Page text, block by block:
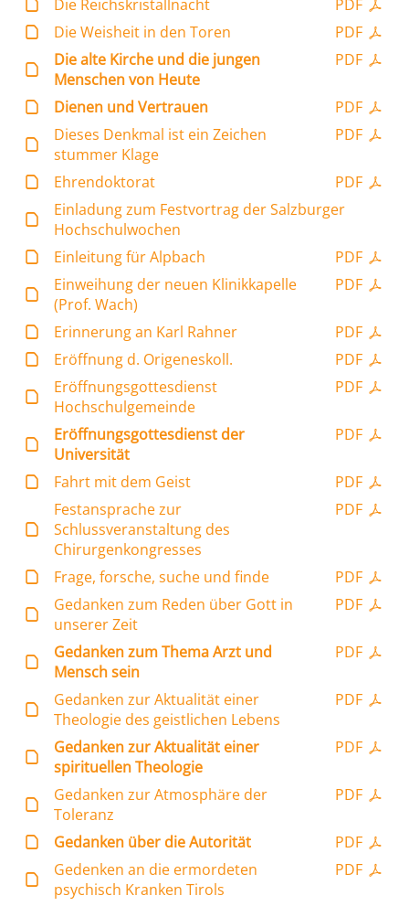
PDF
Die Reichskristallnacht
PDF
Die Weisheit in den Toren
PDF
Die alte Kirche und die jungen
Menschen von Heute
PDF
Dienen und Vertrauen
PDF
Dieses Denkmal ist ein Zeichen
stummer Klage
PDF
Ehrendoktorat
Einladung zum Festvortrag der Salzburger
Hochschulwochen
PDF
Einleitung für Alpbach
PDF
Einweihung der neuen Klinikkapelle
(Prof. Wach)
PDF
Erinnerung an Karl Rahner
PDF
Eröffnung d. Origeneskoll.
PDF
Eröffnungsgottesdienst
Hochschulgemeinde
PDF
Eröffnungsgottesdienst der
Universität
PDF
Fahrt mit dem Geist
PDF
Festansprache zur
Schlussveranstaltung des
Chirurgenkongresses
PDF
Frage, forsche, suche und finde
PDF
Gedanken zum Reden über Gott in
unserer Zeit
PDF
Gedanken zum Thema Arzt und
Mensch sein
PDF
Gedanken zur Aktualität einer
Theologie des geistlichen Lebens
PDF
Gedanken zur Aktualität einer
spirituellen Theologie
PDF
Gedanken zur Atmosphäre der
Toleranz
PDF
Gedanken über die Autorität
PDF
Gedenken an die ermordeten
psychisch Kranken Tirols